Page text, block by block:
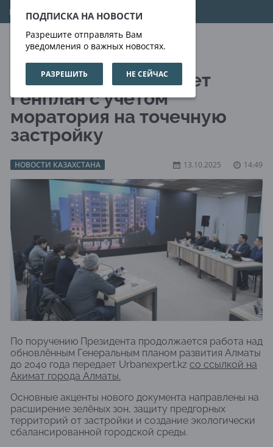
ПОДПИСКА НА НОВОСТИ
Разрешите отправлять Вам
уведомления о важных новостях.
РАЗРЕШИТЬ НЕ СЕЙЧАС
08.08.2026 03:11:17
Алматы корректирует
Генплан с учётом
моратория на точечную
застройку
НОВОСТИ КАЗАХСТАНА 13.10.2025 14:49
По поручению Президента продолжается работа над
обновлённым Генеральным планом развития Алматы
до 2040 года передает Urbanexpert.kz со ссылкой на
Акимат города Алматы.
Основные акценты нового документа направлены на
расширение зелёных зон, защиту предгорных
территорий от застройки и создание экологически
сбалансированной городской среды.